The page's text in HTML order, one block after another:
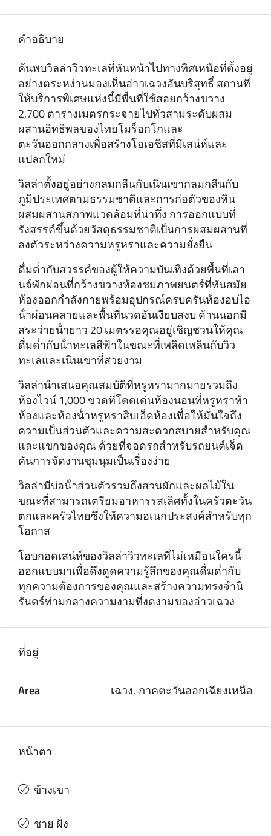
คำอธิบาย
ค้นพบวิลล่าวิวทะเลที่หันหน้าไปทางทิศเหนือที่ตั้งอยู่
อย่างตระหง่านมองเห็นอ่าวเฉวงอันบริสุทธิ์ สถานที่
ให้บริการพิเศษแห่งนี้มีพื้นที่ใช้สอยกว้างขวาง
2,700 ตารางเมตรกระจายไปทั่วสามระดับผสม
ผสานอิทธิพลของไทยโมร็อกโกและ
ตะวันออกกลางเพื่อสร้างโอเอซิสที่มีเสน่ห์และ
แปลกใหม่
วิลล่าตั้งอยู่อย่างกลมกลืนกับเนินเขากลมกลืนกับ
ภูมิประเทศตามธรรมชาติและการก่อตัวของหิน
ผสมผสานสภาพแวดล้อมที่น่าทึ่ง การออกแบบที่
รังสรรค์ขึ้นด้วยวัสดุธรรมชาติเป็นการผสมผสานที่
ลงตัวระหว่างความหรูหราและความยั่งยืน
ดื่มด่ํากับสวรรค์ของผู้ให้ความบันเทิงด้วยพื้นที่เลา
นจ์พักผ่อนที่กว้างขวางห้องชมภาพยนตร์ที่ทันสมัย
ห้องออกกําลังกายพร้อมอุปกรณ์ครบครันห้องอบไอ
น้ําผ่อนคลายและพื้นที่นวดอันเงียบสงบ ด้านนอกมี
สระว่ายน้ํายาว 20 เมตรรอคุณอยู่เชิญชวนให้คุณ
ดื่มด่ํากับน้ําทะเลสีฟ้าในขณะที่เพลิดเพลินกับวิว
ทะเลและเนินเขาที่สวยงาม
วิลล่านําเสนอคุณสมบัติที่หรูหรามากมายรวมถึง
ห้องไวน์ 1,000 ขวดที่โดดเด่นห้องนอนที่หรูหราห้า
ห้องและห้องน้ําหรูหราสิบเอ็ดห้องเพื่อให้มั่นใจถึง
ความเป็นส่วนตัวและความสะดวกสบายสําหรับคุณ
และแขกของคุณ ด้วยที่จอดรถสําหรับรถยนต์เจ็ด
คันการจัดงานชุมนุมเป็นเรื่องง่าย
วิลล่ามีบ่อน้ําส่วนตัวรวมถึงสวนผักและผลไม้ใน
ขณะที่สามารถเตรียมอาหารรสเลิศทั้งในครัวตะวัน
ตกและครัวไทยซึ่งให้ความอเนกประสงค์สําหรับทุก
โอกาส
โอบกอดเสน่ห์ของวิลล่าวิวทะเลที่ไม่เหมือนใครนี้
ออกแบบมาเพื่อดึงดูดความรู้สึกของคุณดื่มด่ํากับ
ทุกความต้องการของคุณและสร้างความทรงจํานิ
รันดร์ท่ามกลางความงามที่งดงามของอ่าวเฉวง
ที่อยู่
Area เฉวง, ภาคตะวันออกเฉียงเหนือ
หน้าตา
ข้างเขา
ชาย ฝั่ง